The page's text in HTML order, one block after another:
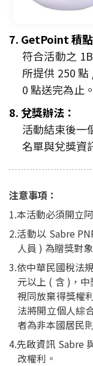
7. GetPoint 積點
符合活動之
所提供 250
0 點送完為止。
8. 兌獎辦法：
活動結束後一
名單與兌獎資
注意事項：
1.本活動必須開立
2.活動以 Sabre
人員 ) 為贈獎對象
3.依中華民國稅法
元以上 ( 含 )，
視同放棄得獎權
法將開立個人綜
者為非本國居民
4.先啟資訊 Sabre
改權利。